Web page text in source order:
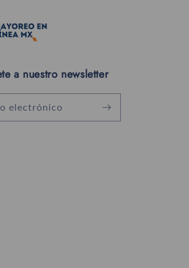
a nuestro newsletter
electrónico